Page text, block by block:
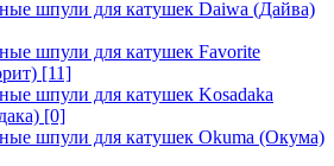
шпули для катушек Daiwa (Дайва)
шпули для катушек Favorite
[11]
шпули для катушек Kosadaka
[0]
шпули для катушек Okuma (Окума)